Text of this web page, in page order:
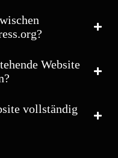
Website
vollständig